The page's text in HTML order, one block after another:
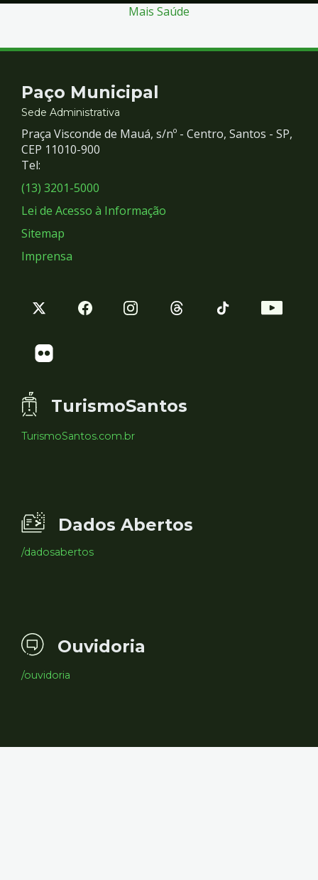
Mais Saúde
Contato
e
Redes
Sociais
Paço Municipal
Sede Administrativa
Praça Visconde de Mauá, s/nº - Centro, Santos - SP,
CEP 11010-900
Tel:
(13) 3201-5000
Lei de Acesso à Informação
Sitemap
Imprensa
TurismoSantos
TurismoSantos.com.br
Dados Abertos
/dadosabertos
Ouvidoria
/ouvidoria